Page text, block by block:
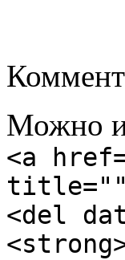
Можно
<a
<del